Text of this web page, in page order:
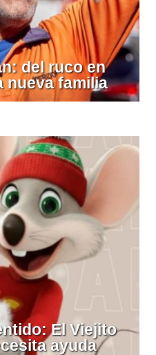
del ruco en
nueva familia
El Viejito
ayuda